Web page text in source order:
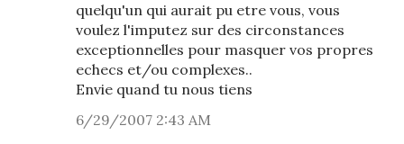
quelqu'un qui aurait pu etre vous, vous
voulez l'imputez sur des circonstances
exceptionnelles pour masquer vos propres
echecs et/ou complexes..
Envie quand tu nous tiens
6/29/2007 2:43 AM